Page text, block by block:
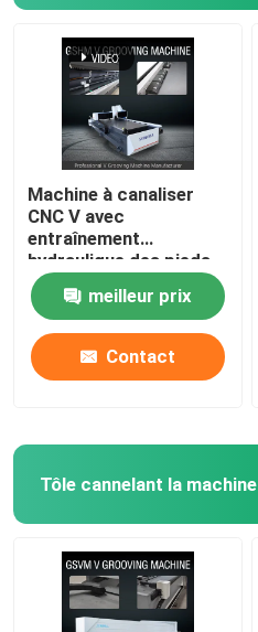
Machine à canaliser
CNC V avec
entraînement
hydraulique des pieds
pour porte - modèle
1225
meilleur prix
Contact
Tôle cannelant la machine